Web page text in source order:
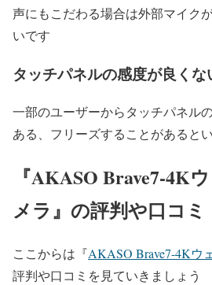
声にもこだわる場合は外部マイク
いです
タッチパネルの感度が良くな
一部のユーザーからタッチパネル
ある、フリーズすることがあると
『AKASO Brave7-4K
メラ』の評判や口コミ
ここからは 『AKASO Brave7-4Kウ
評判や口コミを見ていきましょう